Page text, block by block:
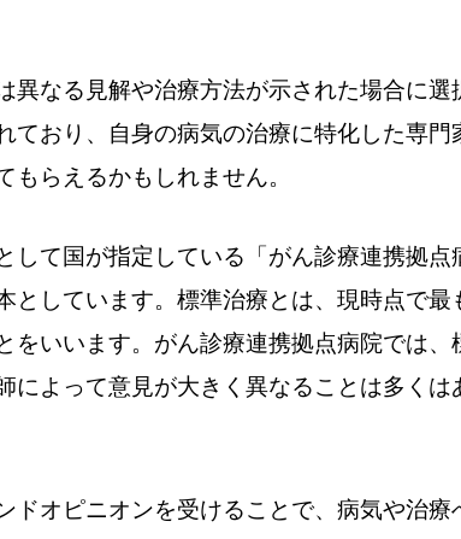
異なる見解や治療方法が示された場合に選
ており、自身の病気の治療に特化した専門
らえるかもしれません。
て国が指定している「がん診療連携拠点
としています。標準治療とは、現時点で最
をいいます。がん診療連携拠点病院では、
よって意見が大きく異なることは多くは
ドオピニオンを受けることで、病気や治療